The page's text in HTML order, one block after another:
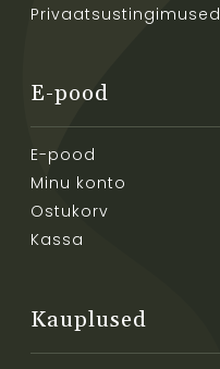
Privaatsustingimused
E-pood
E-pood
Minu konto
Ostukorv
Kassa
Kauplused